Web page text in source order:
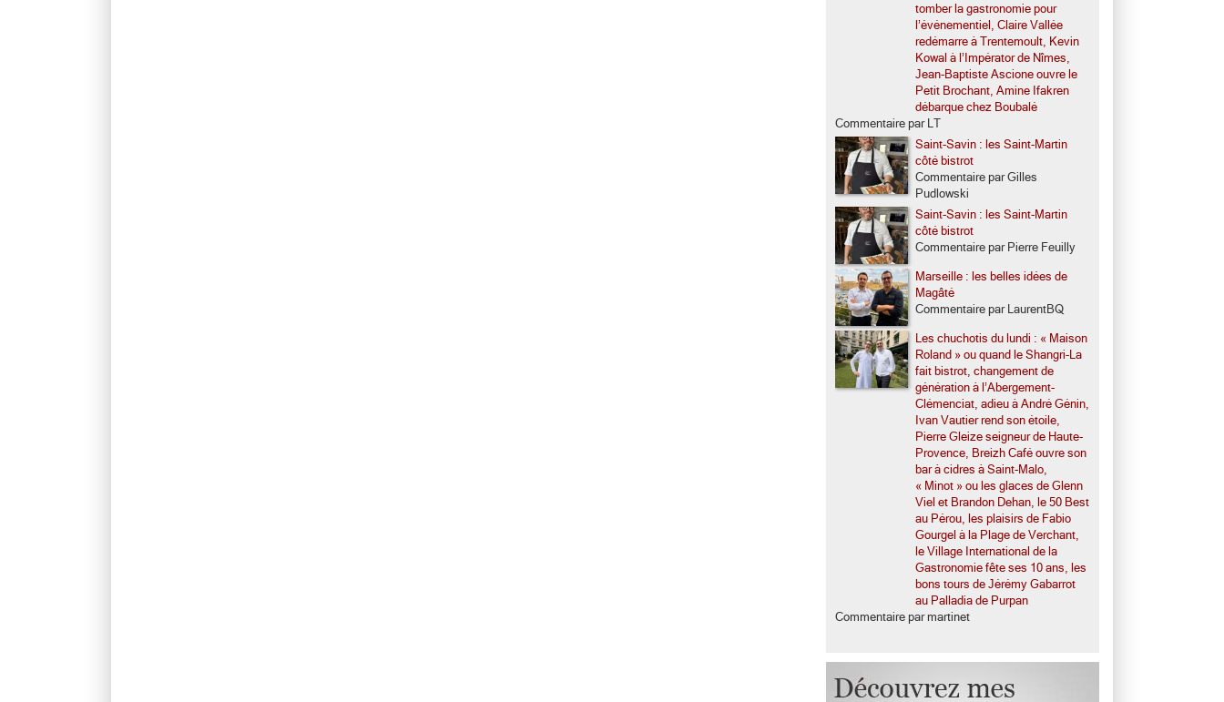
tomber la gastronomie pour
l’événementiel, Claire Vallée
redémarre à Trentemoult, Kevin
Kowal à l’Impérator de Nîmes,
Jean-Baptiste Ascione ouvre le
Petit Brochant, Amine Ifakren
débarque chez Boubalé
Commentaire par LT
Saint-Savin : les Saint-Martin
côté bistrot
Commentaire par Gilles
Pudlowski
Saint-Savin : les Saint-Martin
côté bistrot
Commentaire par Pierre Feuilly
Marseille : les belles idées de
Magâté
Commentaire par LaurentBQ
Les chuchotis du lundi : « Maison
Roland » ou quand le Shangri-La
fait bistrot, changement de
génération à l’Abergement-
Clémenciat, adieu à André Génin,
Ivan Vautier rend son étoile,
Pierre Gleize seigneur de Haute-
Provence, Breizh Café ouvre son
bar à cidres à Saint-Malo,
« Minot » ou les glaces de Glenn
Viel et Brandon Dehan, le 50 Best
au Pérou, les plaisirs de Fabio
Gourgel à la Plage de Verchant,
le Village International de la
Gastronomie fête ses 10 ans, les
bons tours de Jérémy Gabarrot
au Palladia de Purpan
Commentaire par martinet